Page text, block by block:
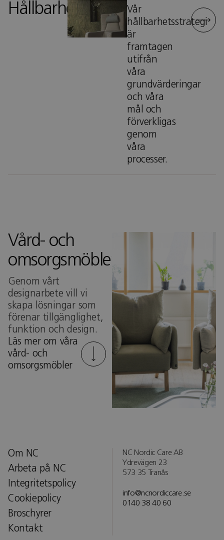
Hållbarhetspolicy Vår
hållbarhetsstrategi
är
framtagen
utifrån
våra
grundvärderingar
och våra
mål och
förverkligas
genom
våra
processer.
Vård- och
omsorgsmöbler
Genom vårt
designarbete vill vi
skapa lösningar som
förenar tillgänglighet,
funktion och design.
Läs mer om våra
vård- och
omsorgsmöbler
Om NC
Arbeta på NC
Integritetspolicy
Cookiepolicy
Broschyrer
Kontakt
NC Nordic Care AB
Ydrevägen 23
573 35 Tranås
info@ncnordiccare.se
0140 38 40 60